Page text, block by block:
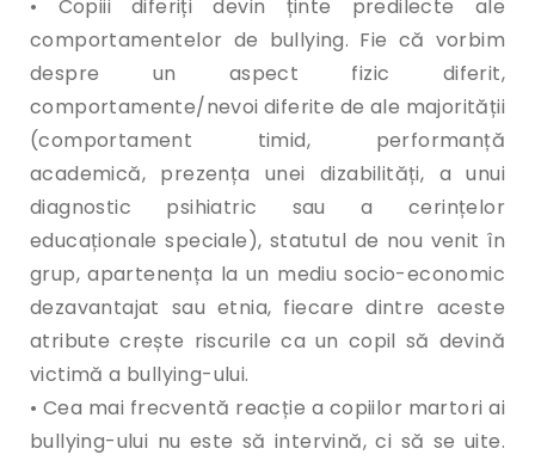
• Copiii diferiți devin ținte predilecte ale
comportamentelor de bullying. Fie că vorbim
despre un aspect fizic diferit,
comportamente/nevoi diferite de ale majorității
(comportament timid, performanță
academică, prezența unei dizabilități, a unui
diagnostic psihiatric sau a cerințelor
educaționale speciale), statutul de nou venit în
grup, apartenența la un mediu socio-economic
dezavantajat sau etnia, fiecare dintre aceste
atribute crește riscurile ca un copil să devină
victimă a bullying-ului.
• Cea mai frecventă reacție a copiilor martori ai
bullying-ului nu este să intervină, ci să se uite.